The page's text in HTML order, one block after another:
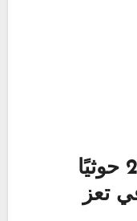
مقتل وإصابة أكثر من 25 حوثيًا
تعز